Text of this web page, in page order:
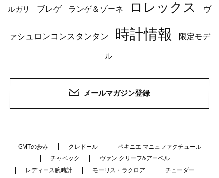
ルガリ ブレゲ ランゲ＆ゾーネ ロレックス ヴ
ァシュロンコンスタンタン 時計情報 限定モデ
ル
メールマガジン登録
GMTの歩み クレドール
ペキニエ マニュファクチュール
チャペック
ヴァン クリーフ&アーペル
レディース腕時計
モーリス・ラクロア
チューダー